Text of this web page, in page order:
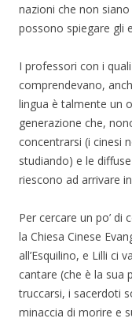
nazioni che non siano
possono spiegare gli
I professori con i
comprendevano,
lingua è talmente un
generazione che,
concentrarsi (i cinesi
studiando) e le
riescono ad arrivare
Per cercare un po’ di
la Chiesa Cinese
all’Esquilino, e Lilli ci
cantare (che è la sua
truccarsi, i sacerdoti
minaccia di morire e